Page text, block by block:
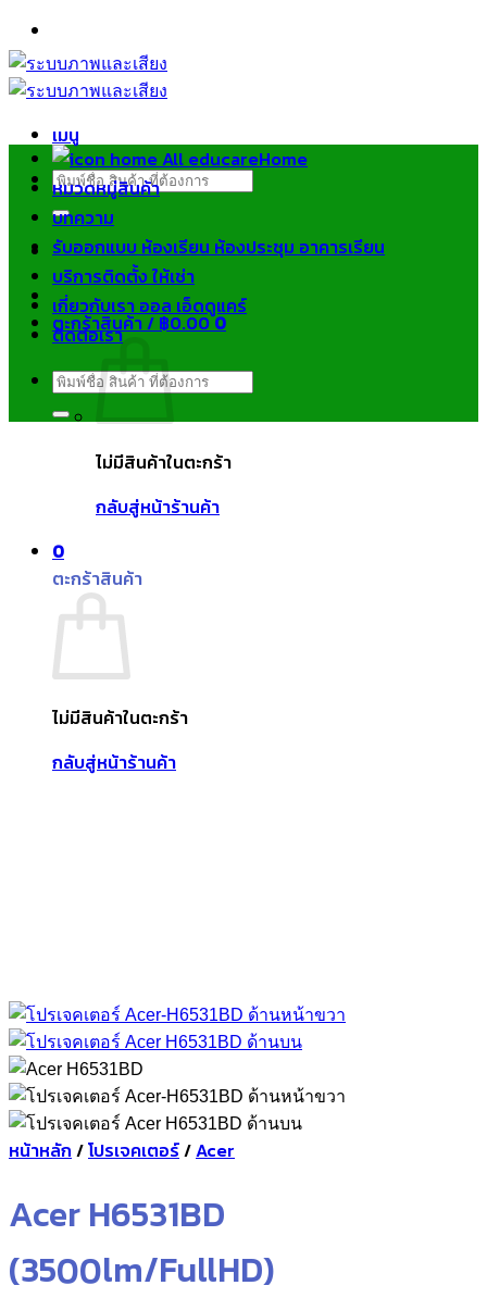
ข้าม
ไป
ยัง
เมนู
ค้นหา:
ตะกร้าสินค้า /฿0.000
ไม่มีสินค้าในตะกร้า
กลับสู่หน้าร้านค้า
0
ตะกร้าสินค้า
ไม่มีสินค้าในตะกร้า
กลับสู่หน้าร้านค้า
Home
หมวดหมู่สินค้า
บทความ
รับออกแบบ ห้องเรียน ห้องประชุม อาคารเรียน
บริการติดตั้ง ให้เช่า
เกี่ยวกับเรา ออล เอ็ดดูแคร์
ติดต่อเรา
ค้นหา:
หน้าหลัก /โปรเจคเตอร์/Acer
Acer H6531BD
(3500lm/FullHD)